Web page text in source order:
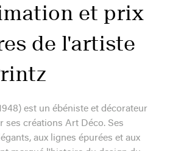
et prix
de l'artiste
est un ébéniste et décorateur
ses créations Art Déco. Ses
aux lignes épurées et aux